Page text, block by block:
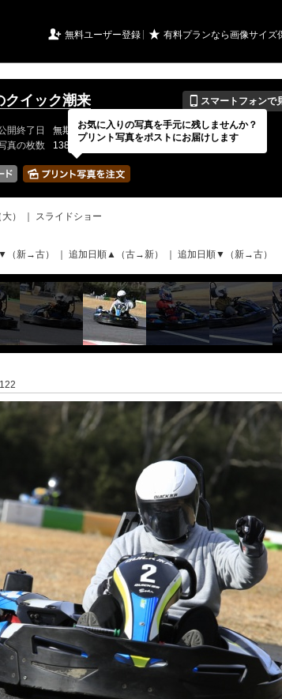
 無料ユーザー登録 ★ 有料プランなら画像サイズ
クイック潮来 📱 スマートフォンで
開終了日 無期限 イベントの期間
---
真の枚数 138 / 2000枚
）
スライドショー
（新→古） 追加日順▲（古→新） 追加日順▼（新→古）
お気に入りの写真を手元に残しませんか？
プリント写真をポストにお届けします